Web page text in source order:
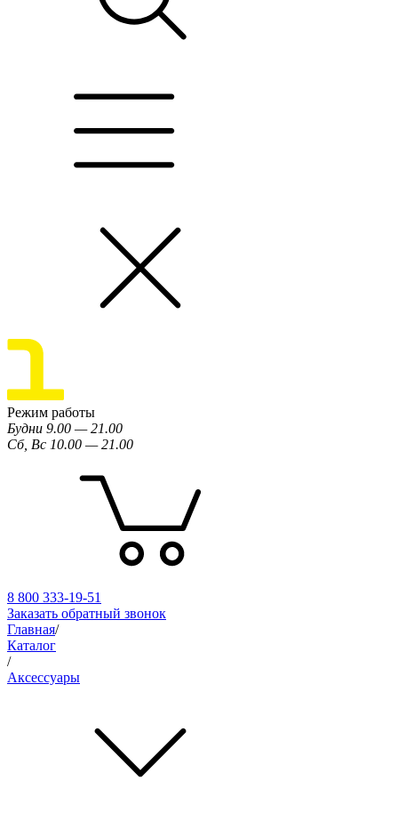
Режим работы
Будни 9.00 — 21.00
Сб, Вс 10.00 — 21.00
8 800 333-19-51
Заказать обратный звонок
Главная/
Каталог
/
Аксессуары